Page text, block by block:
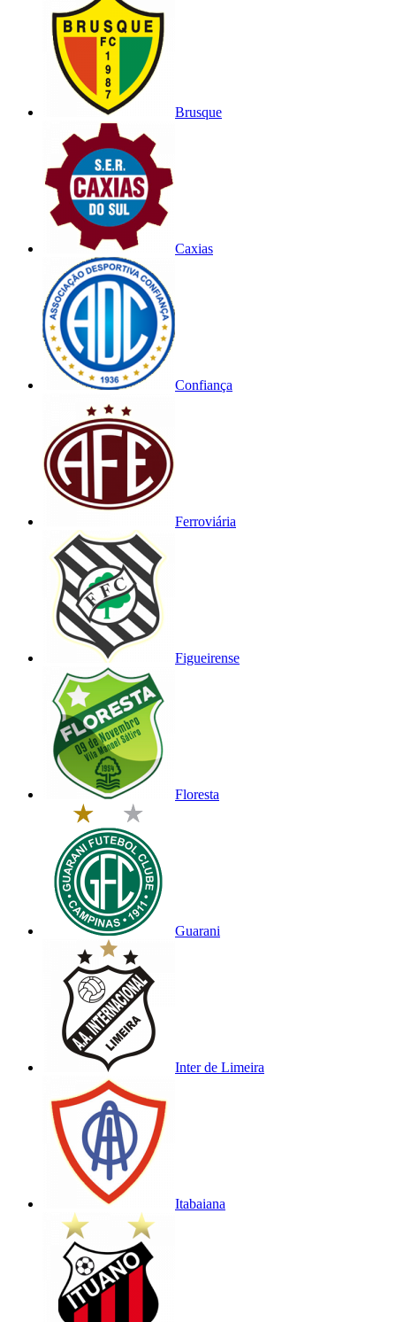
Brusque
Caxias
Confiança
Ferroviária
Figueirense
Floresta
Guarani
Inter de Limeira
Itabaiana